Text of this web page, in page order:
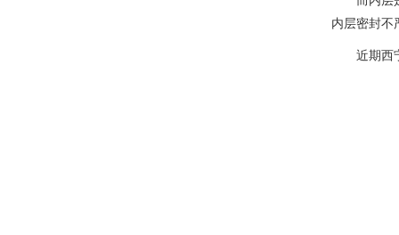
内层密封不
近期西